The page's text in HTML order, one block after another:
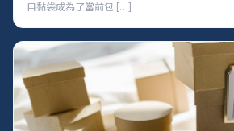
自黏袋成為了當前包 […]